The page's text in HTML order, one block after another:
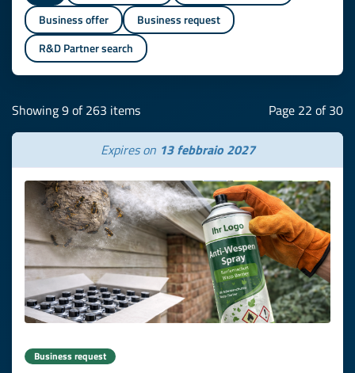
Business offer
Business request
R&D Partner search
Showing 9 of 263 items Page 22 of 30
Expires on 13 febbraio 2027
Business request